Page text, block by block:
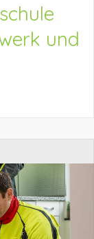
und